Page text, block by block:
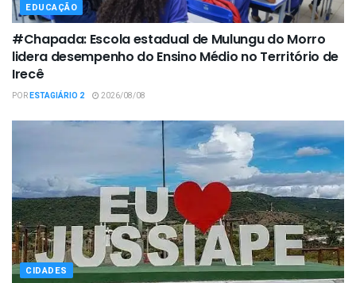
EDUCAÇÃO
#Chapada: Escola estadual de Mulungu do Morro
lidera desempenho do Ensino Médio no Território de
Irecê
PORESTAGIÁRIO 2 2026/08/08
CIDADES